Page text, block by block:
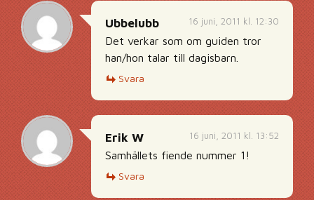
16 juni, 2011 kl. 12:30
Ubbelubb
Det verkar som om guiden tror
han/hon talar till dagisbarn.
Svara
16 juni, 2011 kl. 13:52
Erik W
Samhällets fiende nummer 1!
Svara